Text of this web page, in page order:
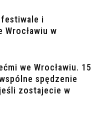
i
Wrocławiu w
we Wrocławiu. 15
spędzenie
zostajecie w